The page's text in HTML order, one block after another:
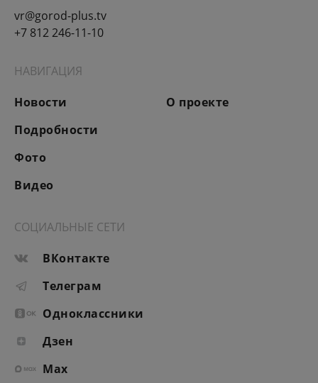
vr@gorod-plus.tv
+7 812 246-11-10
НАВИГАЦИЯ
Новости
Подробности
Фото
Видео
О проекте
СОЦИАЛЬНЫЕ СЕТИ
ВКонтакте
Телеграм
Одноклассники
Дзен
Max